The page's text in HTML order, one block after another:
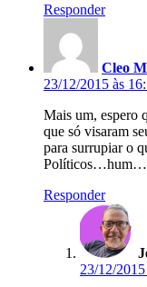
Responder
Cleo
23/12/2015 às
Mais um, espero
que só visaram
para surrupiar o
Políticos…hum…
Responder
23/12/